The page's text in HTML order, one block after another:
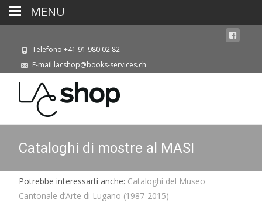
Telefono +41 91 980 02 82
E-mail lacshop@books-services.ch
Cataloghi di mostre al MASI
Potrebbe interessarti anche: Cataloghi del Museo
Cantonale d’Arte di Lugano (1987-2015)
MENU